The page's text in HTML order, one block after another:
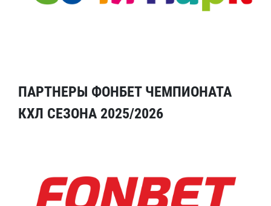
ПАРТНЕРЫ ФОНБЕТ ЧЕМПИОНАТА
КХЛ СЕЗОНА 2025/2026